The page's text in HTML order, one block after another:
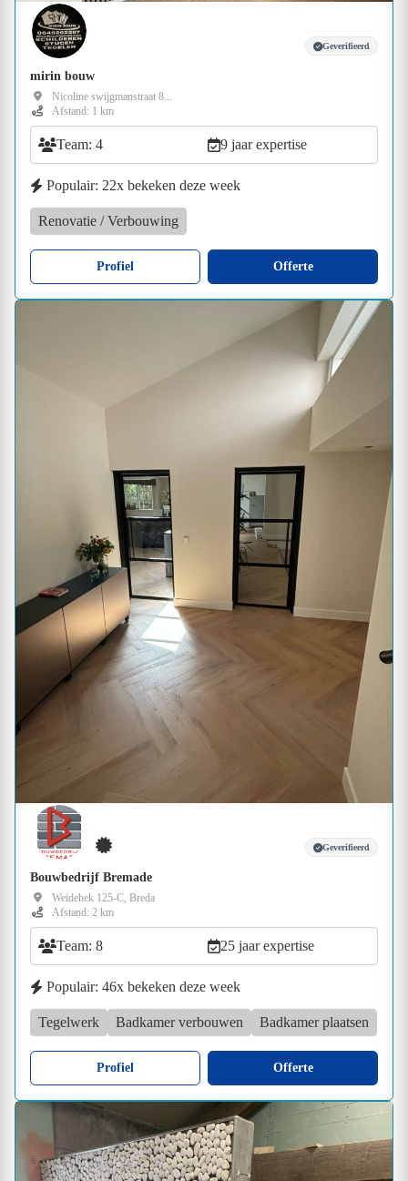
Geverifieerd
mirin bouw
Nicoline swijgmanstraat 8...
Afstand: 1 km
Team: 4 9 jaar expertise
Populair: 22x bekeken deze week
Renovatie / Verbouwing
Profiel Offerte
Geverifieerd
Bouwbedrijf Bremade
Weidehek 125-C, Breda
Afstand: 2 km
Team: 8 25 jaar expertise
Populair: 46x bekeken deze week
Tegelwerk Badkamer verbouwen Badkamer plaatsen
Profiel Offerte